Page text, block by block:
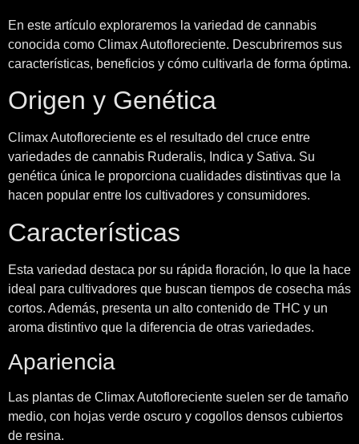
En este artículo exploraremos la variedad de cannabis
conocida como Climax Autofloreciente. Descubriremos sus
características, beneficios y cómo cultivarla de forma óptima.
Origen y Genética
Climax Autofloreciente es el resultado del cruce entre
variedades de cannabis Ruderalis, Indica y Sativa. Su
genética única le proporciona cualidades distintivas que la
hacen popular entre los cultivadores y consumidores.
Características
Esta variedad destaca por su rápida floración, lo que la hace
ideal para cultivadores que buscan tiempos de cosecha más
cortos. Además, presenta un alto contenido de THC y un
aroma distintivo que la diferencia de otras variedades.
Apariencia
Las plantas de Climax Autofloreciente suelen ser de tamaño
medio, con hojas verde oscuro y cogollos densos cubiertos
de resina.